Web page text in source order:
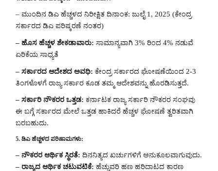
– ಮುಂದಿನ ಡಿಎ ಹೆಚ್ಚಳದ ನಿರೀಕ್ಷಿತ ದಿನಾಂಕ: ಜುಲೈ 1, 2025 (ಕೇಂದ್ರ
ಸರ್ಕಾರದ ಡಿಎ ಪರಿಷ್ಕರಣೆ ನಂತರ)
– ಹೊಸ ಹೆಚ್ಚಳ ಶೇಕಡಾವಾರು: ಸಾಮಾನ್ಯವಾಗಿ 3% ರಿಂದ 4% ನಡುವೆ
ಏರಿಕೆಯ ಸಾಧ್ಯತೆ
– ಸರ್ಕಾರದ ಆದೇಶದ ಅವಧಿ: ಕೇಂದ್ರ ಸರ್ಕಾರದ ಘೋಷಣೆಯಿಂದ 2-3
ತಿಂಗಳೊಳಗೆ ರಾಜ್ಯ ಸರ್ಕಾರ ಕೂಡ ತಮ್ಮ ಆದೇಶವನ್ನು ಹೊರಡಿಸುತ್ತದೆ.
– ಸರ್ಕಾರಿ ನೌಕರರ ಒತ್ತಡ: ಕರ್ನಾಟಕ ರಾಜ್ಯ ಸರ್ಕಾರಿ ನೌಕರರ ಸಂಘವು
ಈ ಬಗ್ಗೆ ಸರ್ಕಾರದ ಮೇಲೆ ಒತ್ತಡ ಹಾಕಿದರೆ ಹೆಚ್ಚಳ ಘೋಷಣೆ ತ್ವರಿತವಾಗಿ
ಬರಬಹುದು.
5. ಡಿಎ ಹೆಚ್ಚಳದ ಪರಿಣಾಮಗಳು:
– ನೌಕರರ ಆರ್ಥಿಕ ಸ್ಥಿರತೆ: ದಿನನಿತ್ಯದ ಖರ್ಚುಗಳಿಗೆ ಅನುಕೂಲವಾಗುವುದು.
– ರಾಜ್ಯದ ಆರ್ಥಿಕ ಚಟುವಟಿಕೆ: ಹೆಚ್ಚುವರಿ ಹಣ ಹರಿದಾಟದ ಕಾರಣ